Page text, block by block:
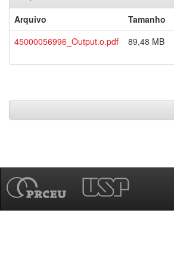
Arquivo
Tamanho
45000056996_Output.o.pdf
89,48 MB